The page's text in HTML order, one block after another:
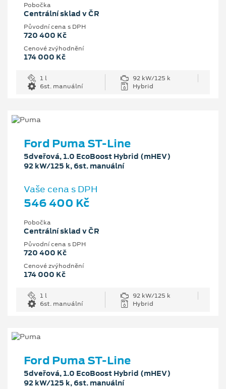
Pobočka
Centrální sklad v ČR
Původní cena s DPH
720 400 Kč
Cenové zvýhodnění
174 000 Kč
1 l
92 kW/125 k
6st. manuální
Hybrid
Ford Puma ST-Line
5dveřová, 1.0 EcoBoost Hybrid (mHEV)
92 kW/125 k, 6st. manuální
Vaše cena s DPH
546 400 Kč
Pobočka
Centrální sklad v ČR
Původní cena s DPH
720 400 Kč
Cenové zvýhodnění
174 000 Kč
1 l
92 kW/125 k
6st. manuální
Hybrid
Ford Puma ST-Line
5dveřová, 1.0 EcoBoost Hybrid (mHEV)
92 kW/125 k, 6st. manuální